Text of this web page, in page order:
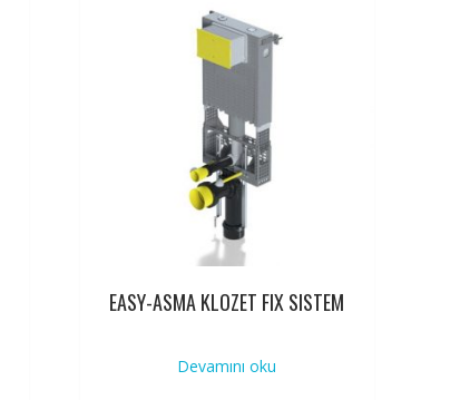
EASY-ASMA KLOZET FIX SISTEM
Devamını oku